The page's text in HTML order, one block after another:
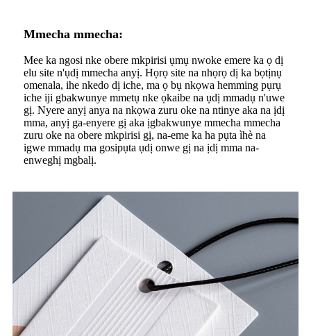
Mmecha mmecha:
Mee ka ngosi nke obere mkpirisi ụmụ nwoke emere ka ọ dị
elu site n'ụdị mmecha anyị. Họrọ site na nhọrọ dị ka bọtịnụ
omenala, ihe nkedo dị iche, ma ọ bụ nkọwa hemming pụrụ
iche iji gbakwunye mmetụ nke ọkaibe na ụdị mmadụ n'uwe
gị. Nyere anyị anya na nkọwa zuru oke na ntinye aka na ịdị
mma, anyị ga-enyere gị aka ịgbakwunye mmecha mmecha
zuru oke na obere mkpirisi gị, na-eme ka ha pụta ìhè na
igwe mmadụ ma gosipụta ụdị onwe gị na ịdị mma na-
enweghị mgbalị.